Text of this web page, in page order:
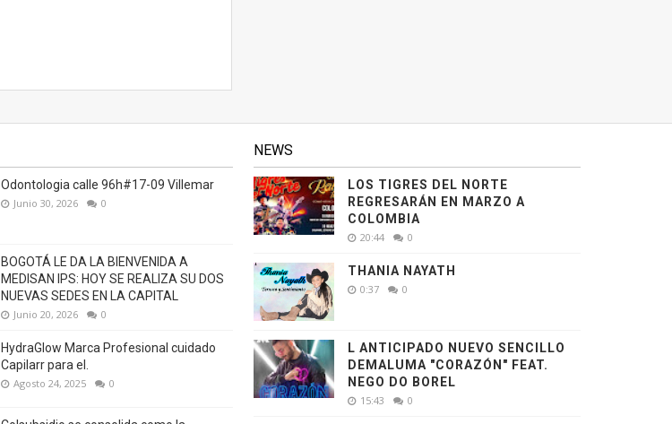
Odontologia calle 96h#17-09 Villemar
Junio 30, 2026 0
BOGOTÁ LE DA LA BIENVENIDA A
MEDISAN IPS: HOY SE REALIZA SU DOS
NUEVAS SEDES EN LA CAPITAL
Junio 20, 2026 0
HydraGlow Marca Profesional cuidado
Capilarr para el.
Agosto 24, 2025 0
NEWS
LOS TIGRES DEL NORTE
REGRESARÁN EN MARZO A
COLOMBIA
20:44 0
THANIA NAYATH
0:37 0
L ANTICIPADO NUEVO SENCILLO
DEMALUMA "CORAZÓN" FEAT.
NEGO DO BOREL
15:43 0